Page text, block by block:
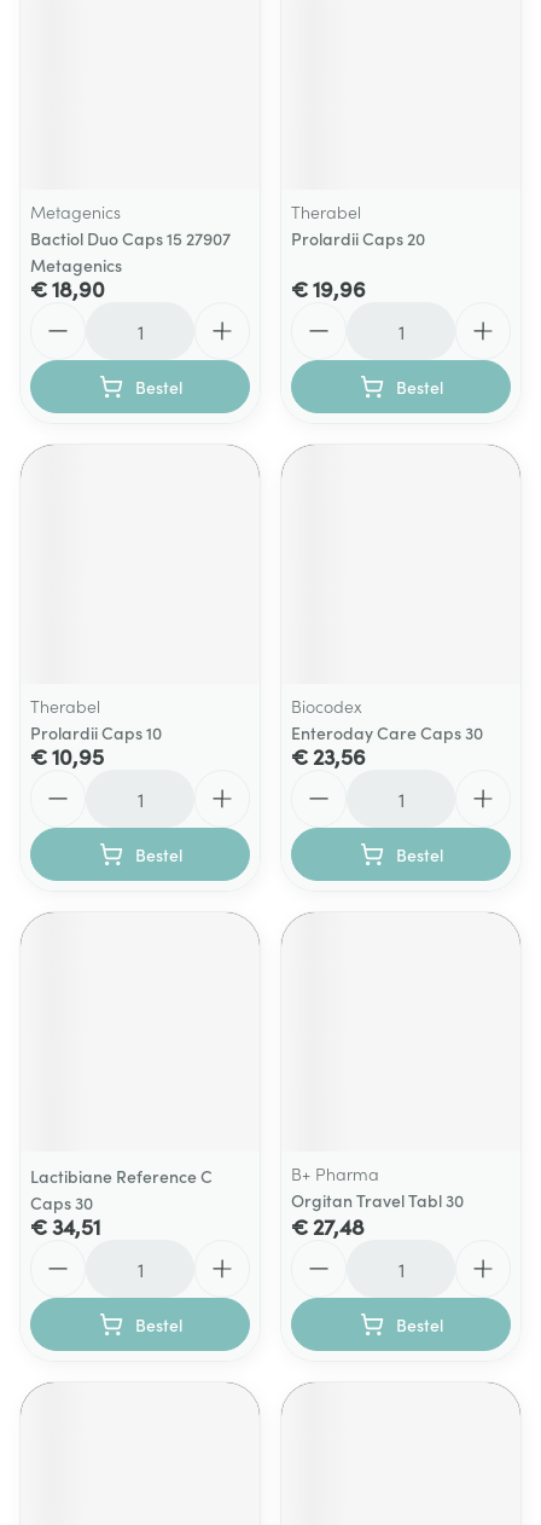
Metagenics
Bactiol Duo Caps 15 27907
Metagenics
€ 18,90
Bestel
Therabel
Prolardii Caps 20
€ 19,96
Bestel
Therabel
Prolardii Caps 10
€ 10,95
Bestel
Biocodex
Enteroday Care Caps 30
€ 23,56
Bestel
Lactibiane Reference C
Caps 30
€ 34,51
Bestel
B+ Pharma
Orgitan Travel Tabl 30
€ 27,48
Bestel